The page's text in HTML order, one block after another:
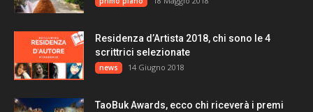
Residenza d’Artista 2018, chi sono le 4
scrittrici selezionate
news 14 Giugno 2018
TaoBuk Awards, ecco chi riceverà i premi